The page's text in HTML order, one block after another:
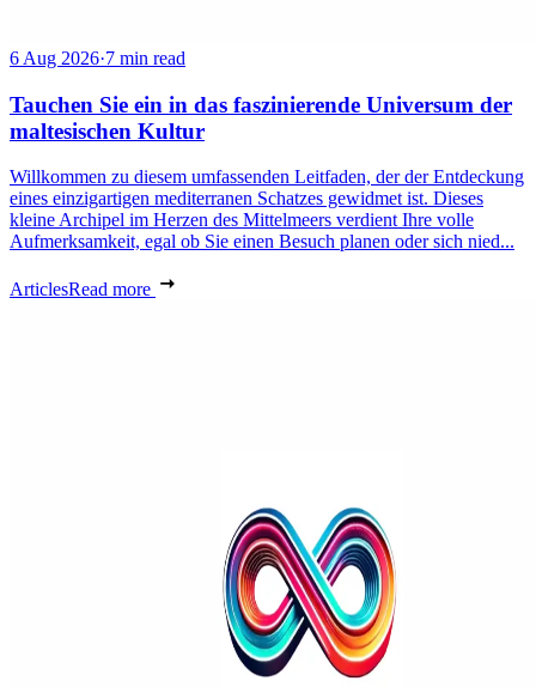
6 Aug 2026·7 min read
Tauchen Sie ein in das faszinierende Universum der
maltesischen Kultur
Willkommen zu diesem umfassenden Leitfaden, der der Entdeckung
eines einzigartigen mediterranen Schatzes gewidmet ist. Dieses
kleine Archipel im Herzen des Mittelmeers verdient Ihre volle
Aufmerksamkeit, egal ob Sie einen Besuch planen oder sich nied...
ArticlesRead more